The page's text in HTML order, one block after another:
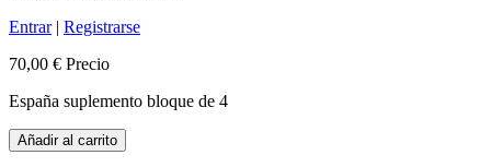
Entrar| Registrarse
70,00 € Precio
España suplemento bloque de 4
Añadir al carrito